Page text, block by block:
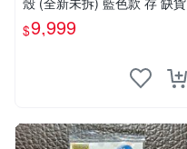
$9,999